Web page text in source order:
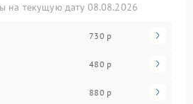
на текущую дату 08.08.2026
730 р
480 р
880 р